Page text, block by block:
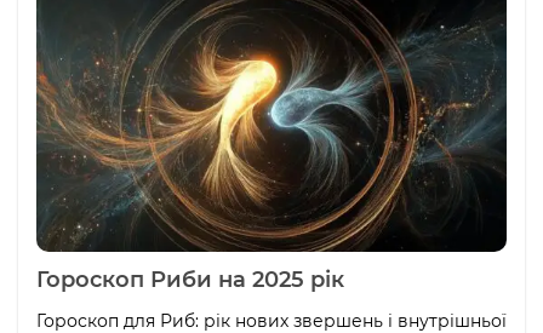
Гороскоп Риби на 2025 рік
Гороскоп для Риб: рік нових звершень і внутрішньої